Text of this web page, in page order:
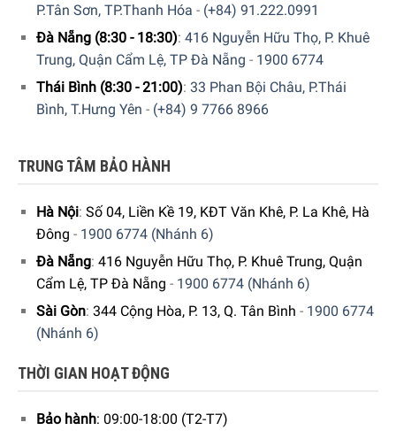
Bếp Từ AEG HK6542H1XB – Với chức năng STOP – GO hiệu
quả, an toàn khi nấu ăn
Với dòng sản phẩm bếp từ đến từ thương hiệu uy tín của
hướng đến sự tiện lợi, đơn giản cho người sử dụng, nhưng
cũng có đầy đủ chức năng như các dòng bếp từ khác.
Chắc chắn sản phẩm đáp ứng được nhu cầu hàng ngày
của mọi gia đình.
Hiện tại sản phẩm
Gia Dụng Đức Sài Gòntrên toàn quốc. Quý vị hãy gọi điện
nhận được những tư vấn chi tiết và đặt mua sản phẩm.
P.Tân Sơn, TP.Thanh Hóa - (+84) 91.222.0991
Đà Nẵng (8:30 - 18:30): 416 Nguyễn Hữu Thọ, P. Khuê
Trung, Quận Cẩm Lệ, TP Đà Nẵng - 1900 6774
Thái Bình (8:30 - 21:00): 33 Phan Bội Châu, P.Thái
Bình, T.Hưng Yên - (+84) 9 7766 8966
TRUNG TÂM BẢO HÀNH
Hà Nội: Số 04, Liền Kề 19, KĐT Văn Khê, P. La Khê, Hà
Đông - 1900 6774 (Nhánh 6)
Đà Nẵng: 416 Nguyễn Hữu Thọ, P. Khuê Trung, Quận
Cẩm Lệ, TP Đà Nẵng - 1900 6774 (Nhánh 6)
Sài Gòn: 344 Cộng Hòa, P. 13, Q. Tân Bình - 1900 6774
(Nhánh 6)
THỜI GIAN HOẠT ĐỘNG
Bảo hành: 09:00-18:00 (T2-T7)